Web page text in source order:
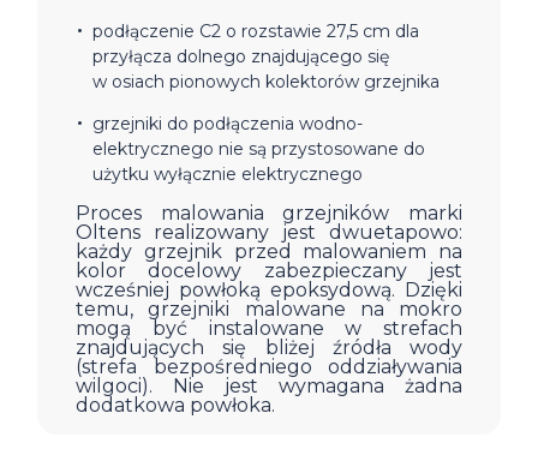
podłączenie C2 o rozstawie 27,5 cm dla
przyłącza dolnego znajdującego się
w osiach pionowych kolektorów grzejnika
grzejniki do podłączenia wodno-
elektrycznego nie są przystosowane do
użytku wyłącznie elektrycznego
Proces malowania grzejników marki
Oltens realizowany jest dwuetapowo:
każdy grzejnik przed malowaniem na
kolor docelowy zabezpieczany jest
wcześniej powłoką epoksydową. Dzięki
temu, grzejniki malowane na mokro
mogą być instalowane w strefach
znajdujących się bliżej źródła wody
(strefa bezpośredniego oddziaływania
wilgoci). Nie jest wymagana żadna
dodatkowa powłoka.